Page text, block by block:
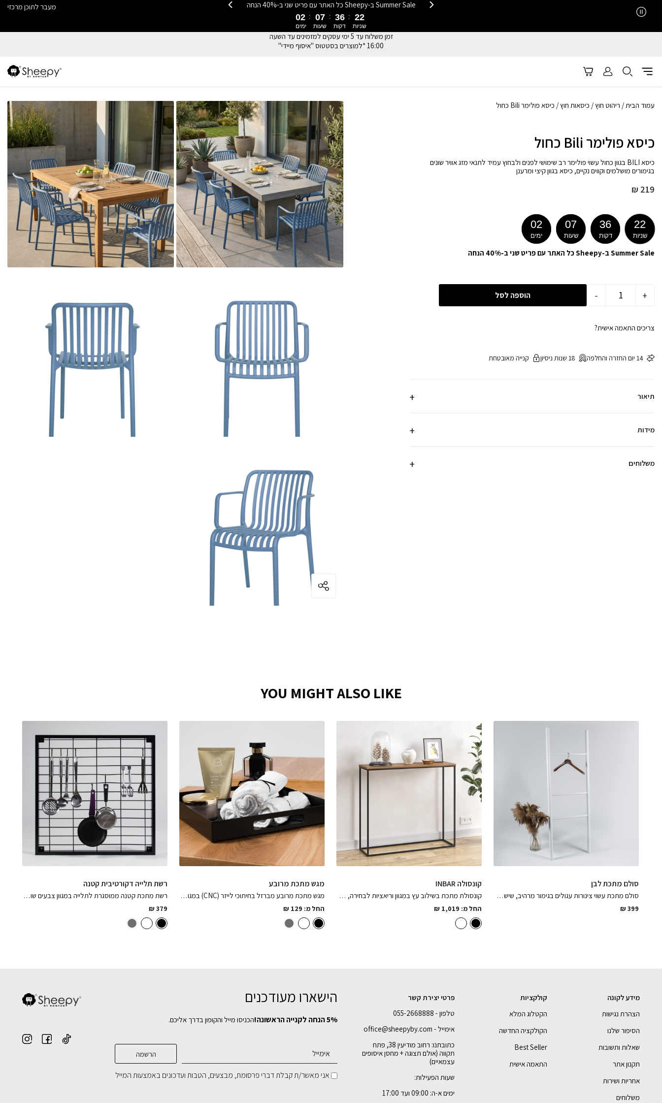
מעבר לתוכן מרכזי
זמן משלוח עד 5 ימי עסקים למזמינים עד השעה
16:00 *למוצרים בסטטוס "איסוף מיידי"
Summer Sale ב-Sheepy כל האתר עם פריט שני ב-40% הנחה
02
ימים
07
שעות
36
דקות
21
שניות
עמוד הבית/ ריהוט חוץ/ כיסאות חוץ/ כיסא פולימר Bili כחול
כיסא פולימר Bili כחול
כיסא BILI בגוון כחול עשוי פולימר רב שימושי לפנים ולבחוץ עמיד לתנאי מזג אוויר שונים
בגימורים מושלמים וקווים נקיים, כיסא בגוון קיצי ומרענן
₪ 219
02
ימים
07
שעות
36
דקות
21
שניות
Summer Sale ב-Sheepy כל האתר עם פריט שני ב-40% הנחה
- + הוספה לסל
צריכים התאמה אישית?
14 יום החזרה והחלפה 18 שנות ניסיון קנייה מאובטחת
תיאור
מידות
משלוחים
YOU MIGHT ALSO LIKE
סולם מתכת לבן
סולם מתכת עשוי צינורות עגולים בגימור מרהיב, שישדרג לכם את חדר השינה!
₪ 399
קונסולה INBAR
קונסולת מתכת בשילוב עץ במגוון וריאציות לבחירה, רהיט עדין וקלאסי לכניסה לבית
החל מ: ₪ 1,019
מגש מתכת מרובע
מגש מתכת מרובע מברזל בחיתוכי לייזר (CNC) במגוון צבעים לבחירה
החל מ: ₪ 129
רשת תלייה דקורטיבית קטנה
רשת מתכת קטנה ממוסגרת לתלייה במגוון צבעים שונים, פיס מושלם לאחסון שישדרג את הבית
₪ 379
מידע לקונה
הצהרת נגישות
הסיפור שלנו
שאלות ותשובות
תקנון אתר
אחריות ושירות
משלוחים
קולקציות
הקטלוג המלא
הקולקציה החדשה
Best Seller
התאמה אישית
פרטי יצירת קשר
טלפון - 055-2668888
אימייל - office@sheepyby.com
כתובתנו: רחוב מודיעין 38, פתח
תקווה (אולם תצוגה + מחסן איסופים
עצמאיים)
שעות הפעילות:
ימים א-ה: 09:00 ועד 17:00
הישארו מעודכנים
5% הנחה לקנייה הראשונה! הכניסו מייל והקופון בדרך אליכם.
אני מאשר/ת קבלת דברי פרסומת, מבצעים, הטבות ועדכונים באמצעות המייל